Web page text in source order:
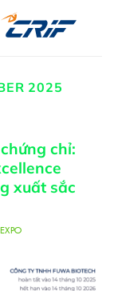
2025
chỉ:
xuất sắc
EXPO